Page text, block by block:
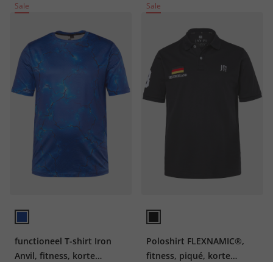
Sale
functioneel T-shirt Iron
Anvil, fitness, korte
Sale
Poloshirt FLEXNAMIC®,
fitness, piqué, korte